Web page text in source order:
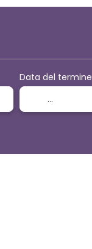
Data del termine